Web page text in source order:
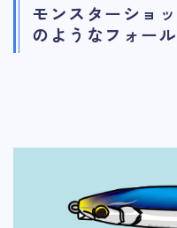
モンスターショ
のようなフォール